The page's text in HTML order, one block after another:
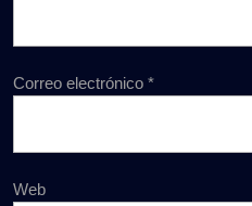
Correo electrónico *
Web